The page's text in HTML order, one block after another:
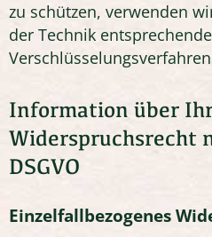
zu schützen, verwenden
der Technik entsprechende
Verschlüsselungsverfahren
Information über
Widerspruchsrecht
DSGVO
Einzelfallbezogenes